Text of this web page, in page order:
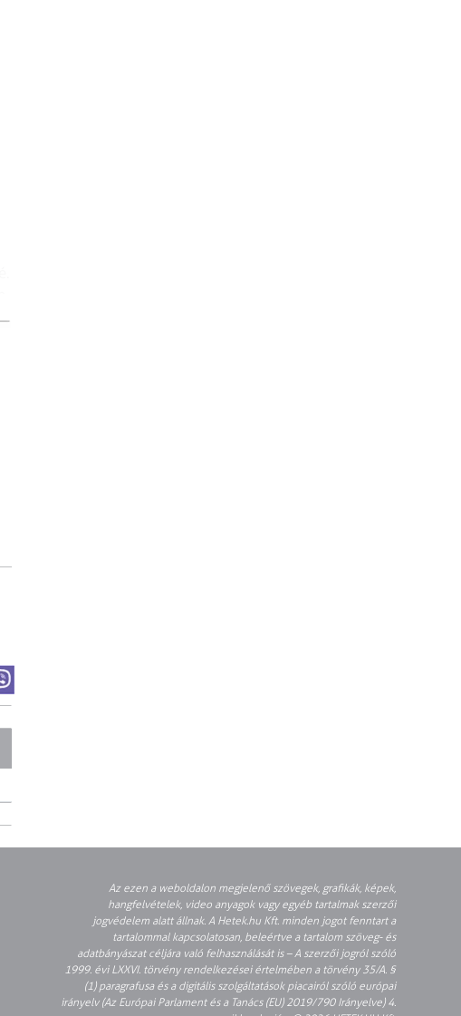
Az ezen a weboldalon megjelenő szövegek, grafikák, képek,
hangfelvételek, video anyagok vagy egyéb tartalmak szerzői
jogvédelem alatt állnak. A Hetek.hu Kft. minden jogot fenntart a
tartalommal kapcsolatosan, beleértve a tartalom szöveg- és
adatbányászat céljára való felhasználását is – A szerzői jogról szóló
1999. évi LXXVI. törvény rendelkezései értelmében a törvény 35/A. §
(1) paragrafusa és a digitális szolgáltatások piacairól szóló európai
irányelv (Az Európai Parlament és a Tanács (EU) 2019/790 Irányelve) 4.